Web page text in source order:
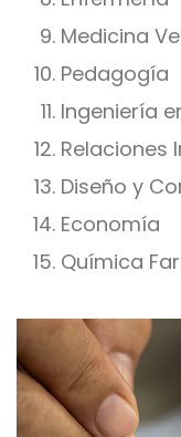
Medicina
Pedagogía
Ingeniería
Relaciones
Diseño y
Economía
Química